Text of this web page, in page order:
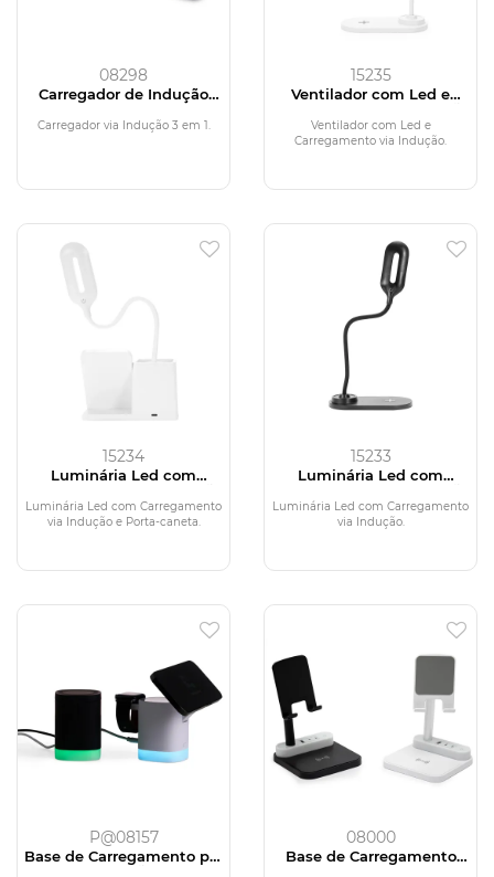
08298
Carregador de Indução
Carregador via Indução 3 em 1.
15235
Ventilador com Led e
Ventilador com Led e
Carregamento via Indução.
15234
Luminária Led com
e Porta-caneta
Luminária Led com Carregamento
via Indução e Porta-caneta.
15233
Luminária Led com
Luminária Led com Carregamento
via Indução.
P@08157
Base de Carregamento por
08000
Base de Carregamento